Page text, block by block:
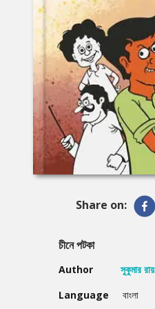
Share on:
চীনে পটকা
Author
সুকুমার রায়
Language
বাংলা